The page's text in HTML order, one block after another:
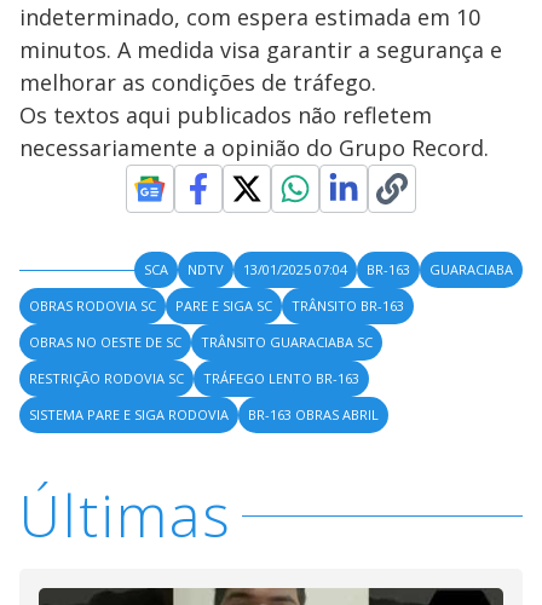
indeterminado, com espera estimada em 10
minutos. A medida visa garantir a segurança e
melhorar as condições de tráfego.
Os textos aqui publicados não refletem
necessariamente a opinião do Grupo Record.
SCA NDTV 13/01/2025 07:04 BR-163
GUARACIABA
OBRAS RODOVIA SC
PARE E SIGA SC
TRÂNSITO BR-163
OBRAS NO OESTE DE SC
TRÂNSITO GUARACIABA SC
RESTRIÇÃO RODOVIA SC
TRÁFEGO LENTO BR-163
SISTEMA PARE E SIGA RODOVIA
BR-163 OBRAS ABRIL
Últimas